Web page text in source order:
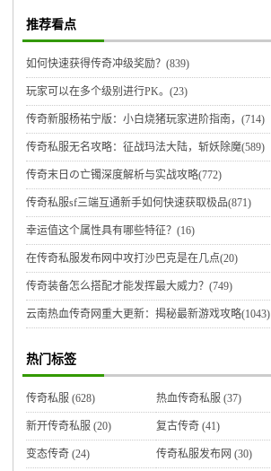
推荐看点
如何快速获得传奇冲级奖励？(839)
玩家可以在多个级别进行PK。(23)
传奇新服杨祐宁版：小白烧猪玩家进阶指南，(714)
传奇私服无名攻略：征战玛法大陆，斩妖除魔(589)
传奇末日の亡镯深度解析与实战攻略(772)
传奇私服sf三端互通新手如何快速获取极品(871)
幸运值这个属性具有哪些特征？(16)
在传奇私服发布网中攻打沙巴克是在几点(20)
传奇装备怎么搭配才能发挥最大威力？(749)
云南热血传奇网重大更新：揭秘最新游戏攻略(1043)
热门标签
传奇私服 (628) 热血传奇私服 (37)
新开传奇私服 (20) 复古传奇 (41)
变态传奇 (24) 传奇私服发布网 (30)